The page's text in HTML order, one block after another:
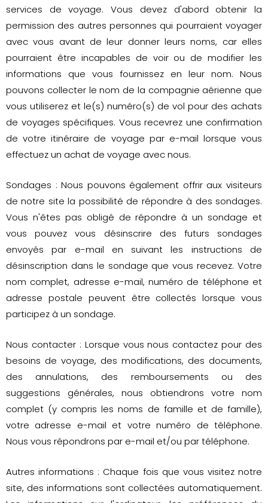
services de voyage. Vous devez d'abord obtenir la
permission des autres personnes qui pourraient voyager
avec vous avant de leur donner leurs noms, car elles
pourraient être incapables de voir ou de modifier les
informations que vous fournissez en leur nom. Nous
pouvons collecter le nom de la compagnie aérienne que
vous utiliserez et le(s) numéro(s) de vol pour des achats
de voyages spécifiques. Vous recevrez une confirmation
de votre itinéraire de voyage par e-mail lorsque vous
effectuez un achat de voyage avec nous.
Sondages : Nous pouvons également offrir aux visiteurs
de notre site la possibilité de répondre à des sondages.
Vous n'êtes pas obligé de répondre à un sondage et
vous pouvez vous désinscrire des futurs sondages
envoyés par e-mail en suivant les instructions de
désinscription dans le sondage que vous recevez. Votre
nom complet, adresse e-mail, numéro de téléphone et
adresse postale peuvent être collectés lorsque vous
participez à un sondage.
Nous contacter : Lorsque vous nous contactez pour des
besoins de voyage, des modifications, des documents,
des annulations, des remboursements ou des
suggestions générales, nous obtiendrons votre nom
complet (y compris les noms de famille et de famille),
votre adresse e-mail et votre numéro de téléphone.
Nous vous répondrons par e-mail et/ou par téléphone.
Autres informations : Chaque fois que vous visitez notre
site, des informations sont collectées automatiquement.